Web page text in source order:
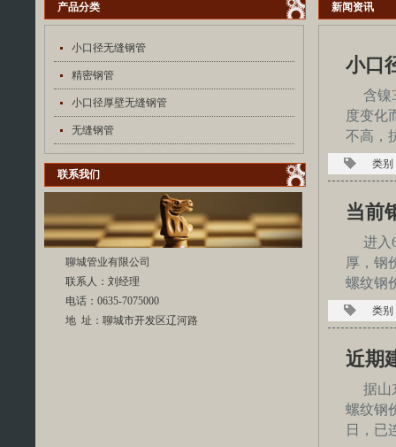
产品分类
小口径无缝钢管
精密钢管
小口径厚壁无缝钢管
无缝钢管
联系我们
聊城管业有限公司
联系人：刘经理
电话：0635-7075000
地 址：聊城市开发区辽河路
新闻资讯
小口
含镍
度变化
不高，
类别
当前
进入
厚，钢
螺纹钢
类别
近期
据山
螺纹钢
日，已